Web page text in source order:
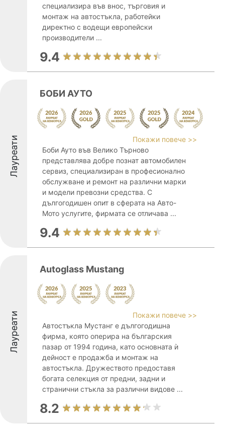
специализира във внос, търговия и
монтаж на автостъкла, работейки
директно с водещи европейски
производители ...
9.4
Лауреати
БОБИ АУТО
Покажи повече >>
Боби Ауто във Велико Търново
представлява добре познат автомобилен
сервиз, специализиран в професионално
обслужване и ремонт на различни марки
и модели превозни средства. С
дългогодишен опит в сферата на Авто-
Мото услугите, фирмата се отличава ...
9.4
Лауреати
Autoglass Mustang
Покажи повече >>
Автостъкла Мустанг е дългогодишна
фирма, която оперира на българския
пазар от 1994 година, като основната ѝ
дейност е продажба и монтаж на
автостъкла. Дружеството предоставя
богата селекция от предни, задни и
странични стъкла за различни видове ...
8.2